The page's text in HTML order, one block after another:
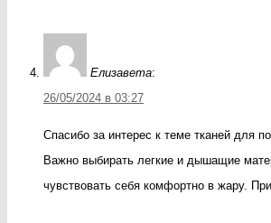
Елизавета:
26/05/2024 в 03:27
Спасибо за интерес к теме тканей для
Важно выбирать легкие и дышащие
чувствовать себя комфортно в жару.